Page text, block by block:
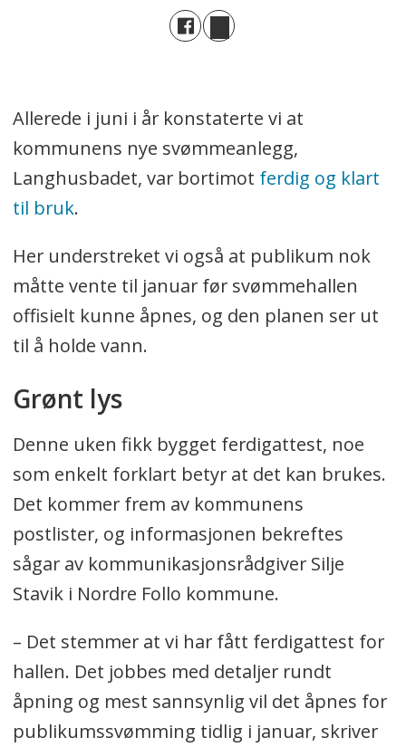
Allerede i juni i år konstaterte vi at
kommunens nye svømmeanlegg,
Langhusbadet, var bortimot ferdig og klart
til bruk.
Her understreket vi også at publikum nok
måtte vente til januar før svømmehallen
offisielt kunne åpnes, og den planen ser ut
til å holde vann.
Grønt lys
Denne uken fikk bygget ferdigattest, noe
som enkelt forklart betyr at det kan brukes.
Det kommer frem av kommunens
postlister, og informasjonen bekreftes
sågar av kommunikasjonsrådgiver Silje
Stavik i Nordre Follo kommune.
– Det stemmer at vi har fått ferdigattest for
hallen. Det jobbes med detaljer rundt
åpning og mest sannsynlig vil det åpnes for
publikumssvømming tidlig i januar, skriver